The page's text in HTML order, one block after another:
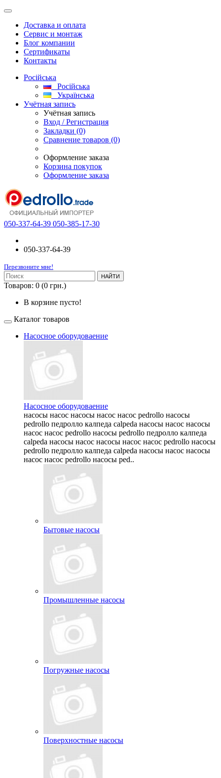
Доставка и оплата
Сервис и монтаж
Блог компании
Сертификаты
Контакты
Російська
Російська
Українська
Учётная запись
Учётная запись
Вход / Регистрация
Закладки (0)
Сравнение товаров (0)
Оформление заказа
Корзина покупок
Оформление заказа
050-337-64-39 050-385-17-30
050-337-64-39
Перезвоните мне!
НАЙТИ
Товаров: 0 (0 грн.)
В корзине пусто!
Каталог товаров
Насосное оборудоваение
Насосное оборудоваение
насосы насос насосы насос насос pedrollo насосы
pedrollo педролло калпеда calpeda насосы насос насосы
насос насос pedrollo насосы pedrollo педролло калпеда
calpeda насосы насос насосы насос насос pedrollo насосы
pedrollo педролло калпеда calpeda насосы насос насосы
насос насос pedrollo насосы ped..
Бытовые насосы
Промышленные насосы
Погружные насосы
Поверхностные насосы